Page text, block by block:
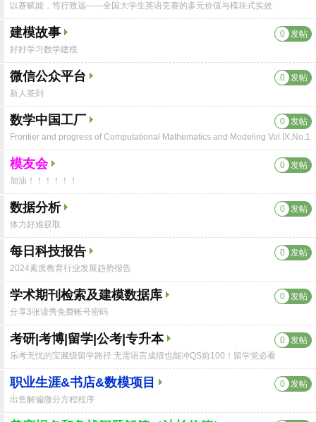
以赛赋能，笃行致远——全国大学生英语竞赛的多元价值与模块式实效
建模故事 发帖
0
好好学习数学建模
微信公众平台 发帖
0
新人签到
数学中国工厂 发帖
0
Frontier and progress of Computational Mathematics and Modeling Vol.IX,No.1
模友会 发帖
0
加油！！！！！！
数据分析 发帖
0
体力好难获取
每日科技报告 发帖
0
2024素质教育行业发展趋势报告
学术期刊检索及建模数据库 发帖
0
分享3张读秀免费帐号密码
考研|考博|留学|公考|专升本 发帖
0
乐考无忧的宝藏级留学路径 无需语言成绩也能冲QS前100！留学党必看
职业生涯&书店&数模项目 发帖
0
出售解偏微分方程程序